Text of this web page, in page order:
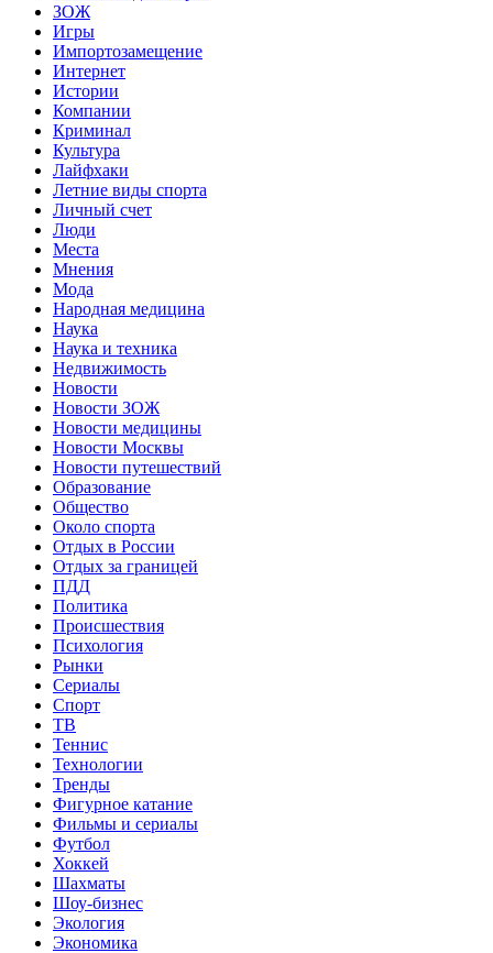
ЗОЖ
Игры
Импортозамещение
Интернет
Истории
Компании
Криминал
Культура
Лайфхаки
Летние виды спорта
Личный счет
Люди
Места
Мнения
Мода
Народная медицина
Наука
Наука и техника
Недвижимость
Новости
Новости ЗОЖ
Новости медицины
Новости Москвы
Новости путешествий
Образование
Общество
Около спорта
Отдых в России
Отдых за границей
ПДД
Политика
Происшествия
Психология
Рынки
Сериалы
Спорт
ТВ
Теннис
Технологии
Тренды
Фигурное катание
Фильмы и сериалы
Футбол
Хоккей
Шахматы
Шоу-бизнес
Экология
Экономика